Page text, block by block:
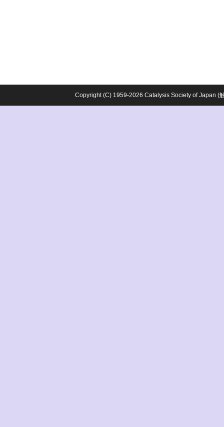
Copyright (C) 1959-2026 Catalysis Society of Japan (